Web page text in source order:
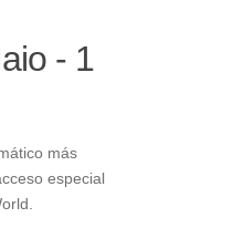
- 1
más
especial